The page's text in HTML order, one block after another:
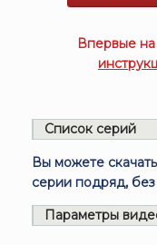
Впервые на
Список серий
Вы можете
серии подряд,
Параметры